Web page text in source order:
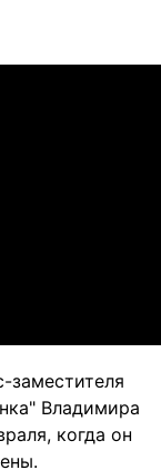
заместителя
Владимира
когда он